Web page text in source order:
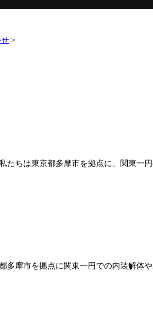
>
たちは東京都多摩市を拠点に、関東一
多摩市を拠点に関東一円での内装解体